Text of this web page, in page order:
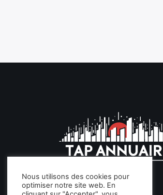
Nous utilisons des cookies pour
optimiser notre site web. En